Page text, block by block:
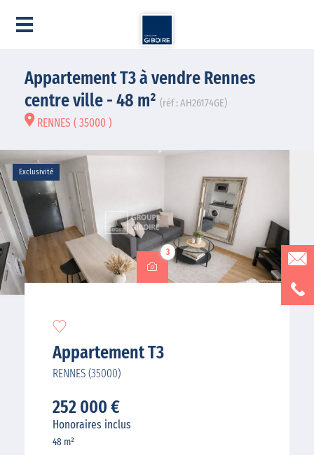
Appartement T3 à vendre Rennes
centre ville - 48 m² (réf : AH26174GE)
RENNES ( 35000 )
Exclusivité
3
Appartement T3
RENNES (35000)
252 000 €
Honoraires inclus
48 m²